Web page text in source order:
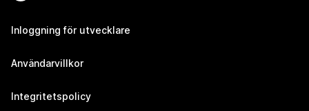
Inloggning för utvecklare
Användarvillkor
Integritetspolicy